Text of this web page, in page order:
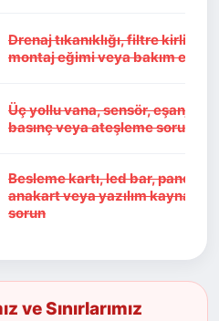
Drenaj tıkanıklığı, filtre kirliliği,
montaj eğimi veya bakım
Üç yollu vana, sensör, eşanjör,
basınç veya ateşleme sorunu
Besleme kartı, led bar, panel,
anakart veya yazılım kaynaklı
sorun
ve Sınırlarımız